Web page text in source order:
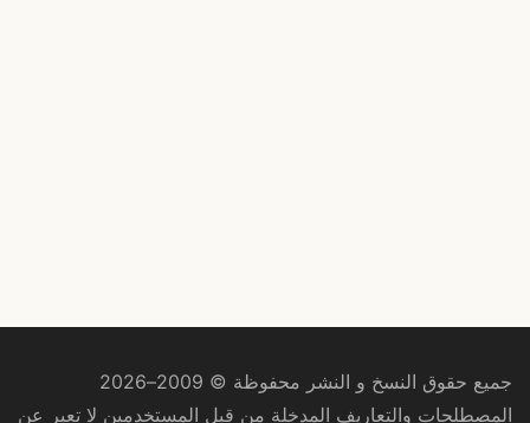
جميع حقوق النسخ و النشر محفوظة © 2009–2026
المصطلحات والتعاريف المدخلة من قبل المستخدمين لا تعبر عن